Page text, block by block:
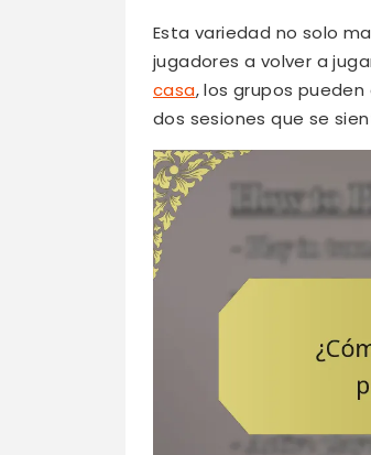
Esta variedad no solo
jugadores a volver a
casa, los grupos
dos sesiones que se